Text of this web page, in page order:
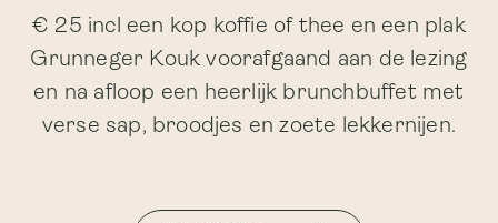
€ 25 incl een kop koffie of thee en een plak
Grunneger Kouk voorafgaand aan de lezing
en na afloop een heerlijk brunchbuffet met
verse sap, broodjes en zoete lekkernijen.